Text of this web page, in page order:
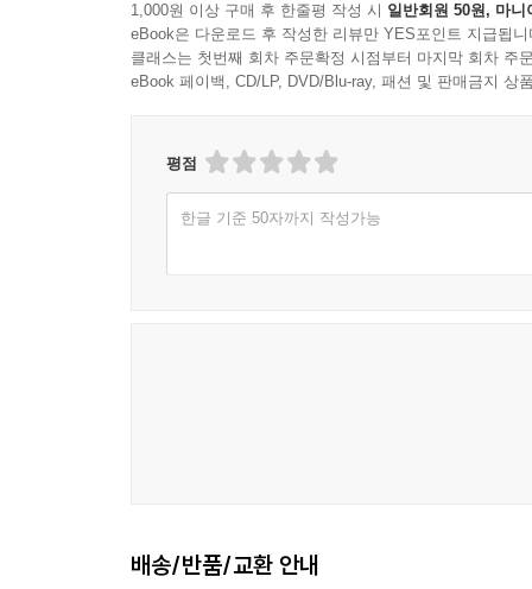
1,000원 이상 구매 후 한줄평 작성 시 일반회원 50원, 마니
eBook은 다운로드 후 작성한 리뷰만 YES포인트 지급됩니
클래스는 첫번째 회차 주문확정 시점부터 마지막 회차 주
eBook 페이백, CD/LP, DVD/Blu-ray, 패션 및 판매금지 상
평점
한글 기준 50자까지 작성가능
배송/반품/교환 안내